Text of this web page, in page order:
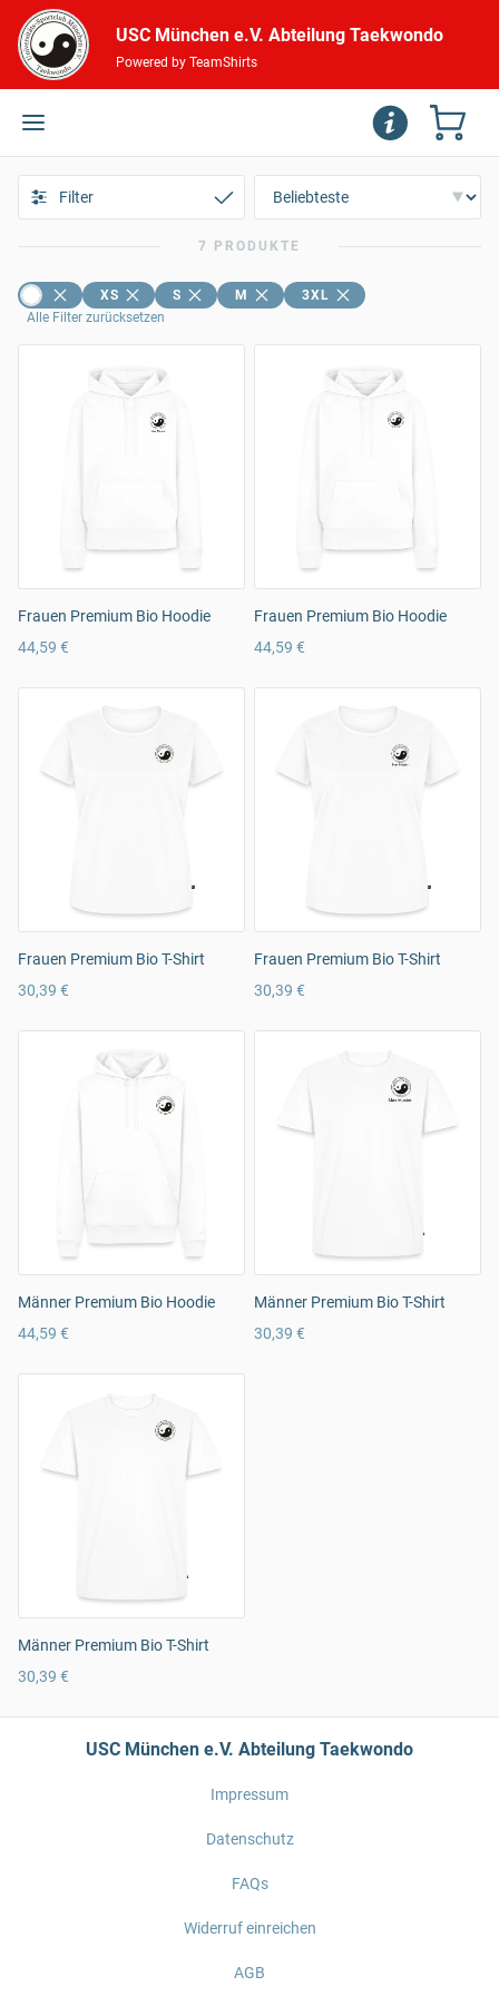
USC München e.V. Abteilung Taekwondo
Powered by TeamShirts
Filter
7 PRODUKTE
XS S M
3XL
Alle Filter zurücksetzen
Frauen Premium Bio Hoodie
44,59 €
Frauen Premium Bio Hoodie
44,59 €
Frauen Premium Bio T-Shirt
30,39 €
Frauen Premium Bio T-Shirt
30,39 €
Männer Premium Bio Hoodie
44,59 €
Männer Premium Bio T-Shirt
30,39 €
Männer Premium Bio T-Shirt
30,39 €
USC München e.V. Abteilung Taekwondo
Impressum
Datenschutz
FAQs
Widerruf einreichen
AGB